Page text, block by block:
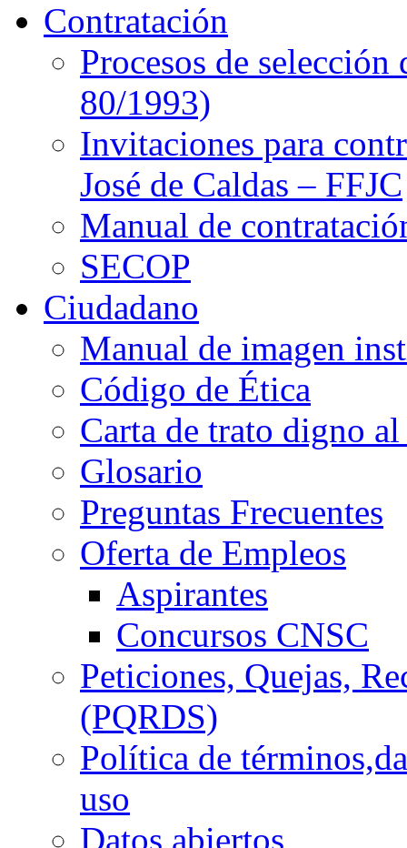
Contratación
Procesos de
80/1993)
Invitaciones para
José de Caldas – FFJC
Manual de
SECOP
Ciudadano
Manual de imagen
Código de Ética
Carta de trato digno
Glosario
Preguntas Frecuentes
Oferta de Empleos
Aspirantes
Concursos CNSC
Peticiones, Quejas,
(PQRDS)
Política de
uso
Datos abiertos